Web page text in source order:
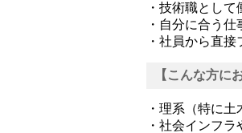
・技術職とし
・自分に合う
・社員から直
【こんな方に
・理系（特に
・社会インフ